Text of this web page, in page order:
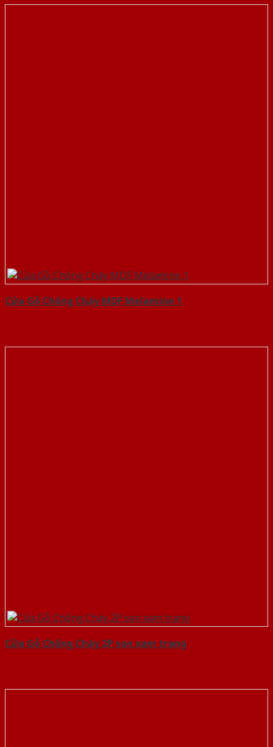
Cửa Gỗ Chống Cháy MDF Melamine 1
Cửa Gỗ Chống Cháy 2P son xam trang